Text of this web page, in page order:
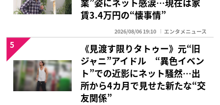
業”姿にネット感涙…現在は家
賃3.4万円の“懐事情”
2026/08/06 19:10 エンタメニュース
《見渡す限りタトゥー》元“旧
ジャニ”アイドル “異色イベン
ト”での近影にネット騒然…出
所から4カ月で見せた新たな“交
友関係”
5